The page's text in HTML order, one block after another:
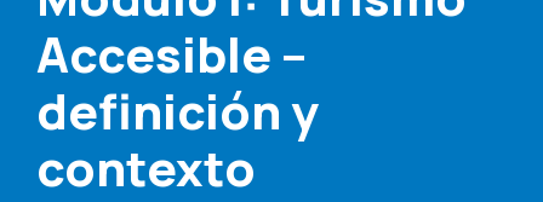
Accesible –
definición y
contexto